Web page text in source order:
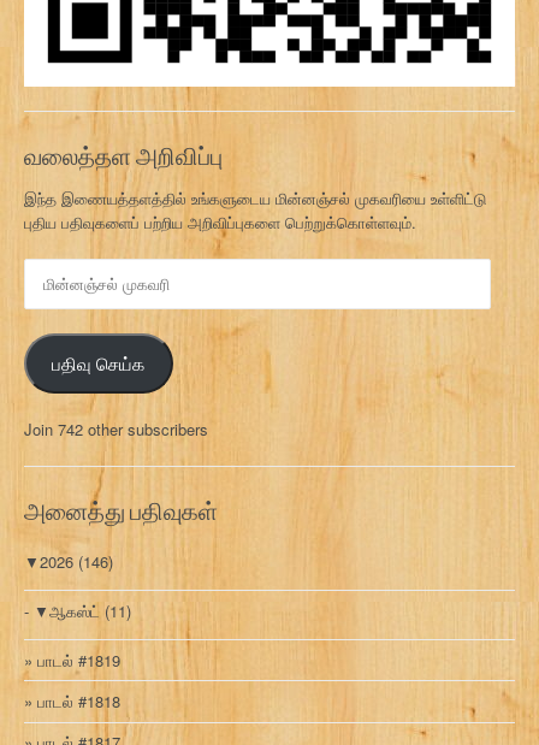
வலைத்தள அறிவிப்பு
இந்த இணையத்தளத்தில் உங்களுடைய மின்னஞ்சல் முகவரியை உள்ளிட்டு
புதிய பதிவுகளைப் பற்றிய அறிவிப்புகளை பெற்றுக்கொள்ளவும்.
ன
ஞ்
ச
ல்
க
வ
பதிவு செய்க
Join 742 other subscribers
அனைத்து பதிவுகள்
▼2026 (146)
▼ஆகஸ்ட் (11)
பாடல் #1819
பாடல் #1818